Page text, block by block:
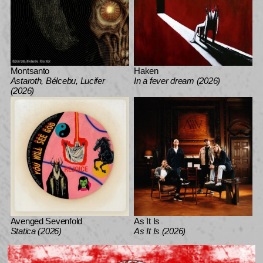
Montsanto
Astaroth, Bélcebu, Lucifer
(2026)
Haken
In a fever dream (2026)
Avenged Sevenfold
Statica (2026)
As It Is
As It Is (2026)